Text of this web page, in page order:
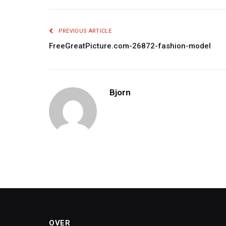
PREVIOUS ARTICLE
FreeGreatPicture.com-26872-fashion-model
Bjorn
OVER